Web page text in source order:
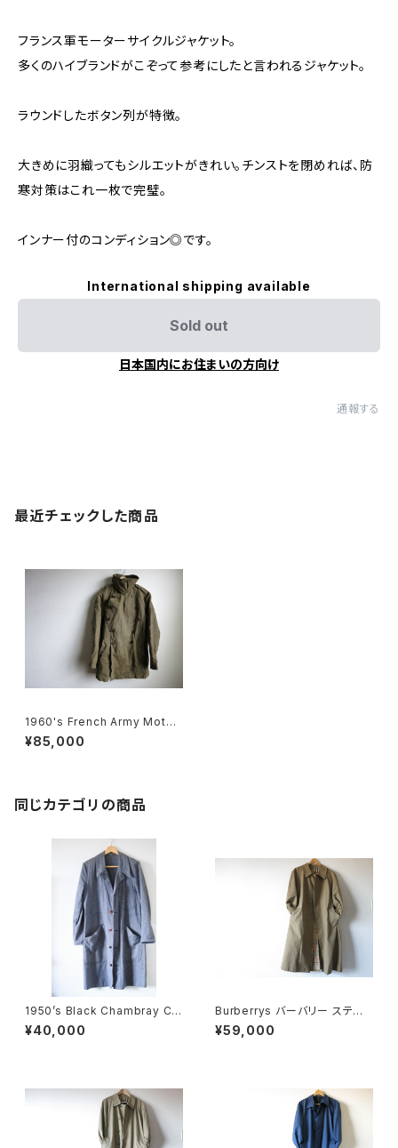
フランス軍モーターサイクルジャケット。
多くのハイブランドがこぞって参考にしたと言われるジャケット。
ラウンドしたボタン列が特徴。
大きめに羽織ってもシルエットがきれい。チンストを閉めれば、防
寒対策はこれ一枚で完璧。
インナー付のコンディション◎です。
International shipping available
Sold out
日本国内にお住まいの方向け
通報する
最近チェックした商品
1960's French Army Motor
cycle Jacket
¥85,000
同じカテゴリの商品
1950’s Black Chambray Co
at ブラックシャンブレーコート
36
¥40,000
Burberrys バーバリー ステン
カラーコート 38 Cotton100%
¥59,000